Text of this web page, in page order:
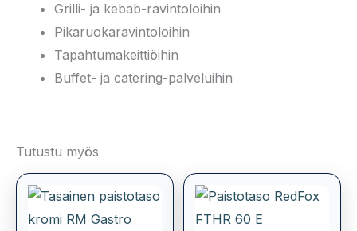
Grilli- ja kebab-ravintoloihin
Pikaruokaravintoloihin
Tapahtumakeittiöihin
Buffet- ja catering-palveluihin
Tutustu myös